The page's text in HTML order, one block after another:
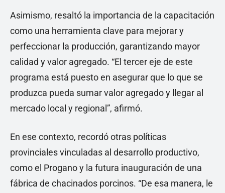
Asimismo, resaltó la importancia de la capacitación
como una herramienta clave para mejorar y
perfeccionar la producción, garantizando mayor
calidad y valor agregado. “El tercer eje de este
programa está puesto en asegurar que lo que se
produzca pueda sumar valor agregado y llegar al
mercado local y regional”, afirmó.
En ese contexto, recordó otras políticas
provinciales vinculadas al desarrollo productivo,
como el Progano y la futura inauguración de una
fábrica de chacinados porcinos. “De esa manera, le